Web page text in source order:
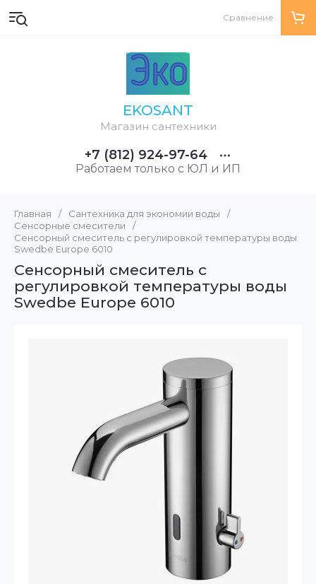
EKOSANT
Магазин сантехники
+7 (812) 924-97-64
Работаем только с ЮЛ и ИП
Сравнение
Главная / Сантехника для экономии воды
/
Сенсорные смесители
/
Сенсорный смеситель с регулировкой температуры воды
Swedbe Europe 6010
Сенсорный смеситель с
регулировкой температуры воды
Swedbe Europe 6010